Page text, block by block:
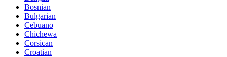
Bosnian
Bulgarian
Cebuano
Chichewa
Corsican
Croatian